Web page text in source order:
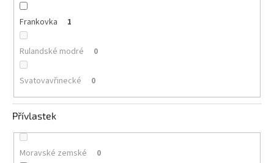
Frankovka 1
Rulandské modré 0
Svatovavřinecké 0
Přívlastek
Moravské zemské 0